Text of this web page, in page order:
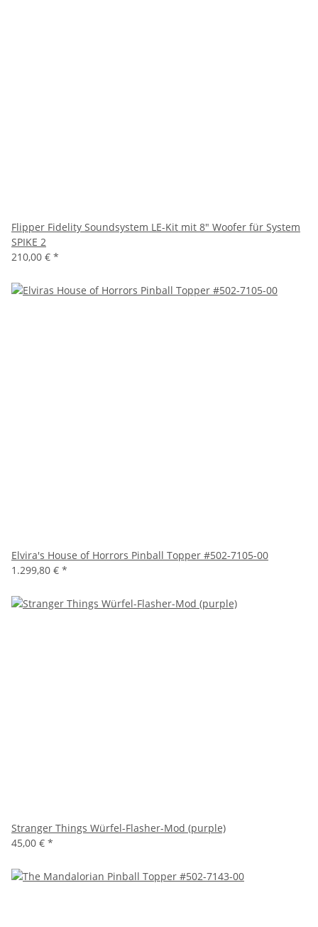
Flipper Fidelity Soundsystem LE-Kit mit 8" Woofer für System
SPIKE 2
210,00 € *
Elvira's House of Horrors Pinball Topper #502-7105-00
1.299,80 € *
Stranger Things Würfel-Flasher-Mod (purple)
45,00 € *